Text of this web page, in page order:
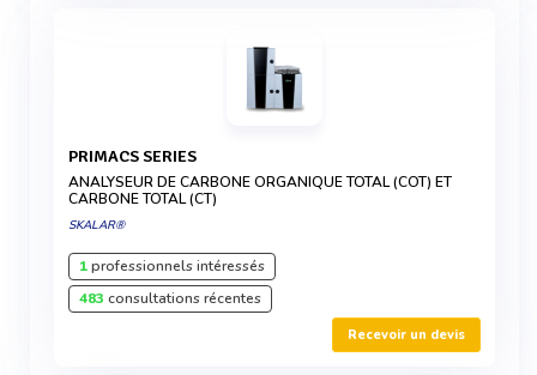
PRIMACS SERIES
ANALYSEUR DE CARBONE ORGANIQUE TOTAL (COT) ET
CARBONE TOTAL (CT)
SKALAR®
1professionnels intéressés
483 consultations récentes
Recevoir un devis